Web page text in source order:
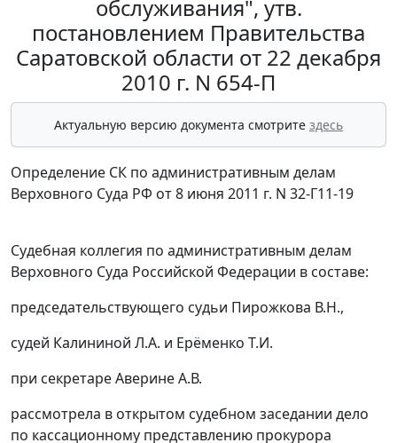
обслуживания", утв.
постановлением Правительства
Саратовской области от 22 декабря
2010 г. N 654-П
Актуальную версию документа смотрите здесь
Определение СК по административным делам
Верховного Суда РФ от 8 июня 2011 г. N 32-Г11-19
Судебная коллегия по административным делам
Верховного Суда Российской Федерации в составе:
председательствующего судьи Пирожкова В.Н.,
судей Калининой Л.А. и Ерёменко Т.И.
при секретаре Аверине А.В.
рассмотрела в открытом судебном заседании дело
по кассационному представлению прокурора